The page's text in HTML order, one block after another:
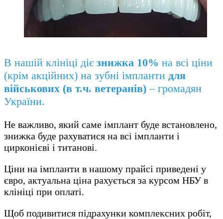
В нашій клініці діє знижка 10% на всі ціни
(крім акційних) на зубні імпланти для
військових (в т.ч. ветеранів) – громадян
України.
Не важливо, який саме імплант буде встановлено,
знижка буде рахуватися на всі імпланти і
цирконієві і титанові.
Ціни на імпланти в нашому прайсі приведені у
євро, актуальна ціна рахується за курсом НБУ в
клініці при оплаті.
Щоб подивитися підрахунки комплексних робіт,